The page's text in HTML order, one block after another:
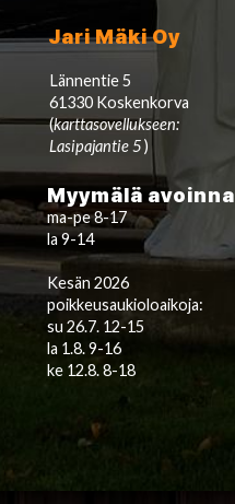
Jari Mäki Oy
Lännentie 5
61330 Koskenkorva
(karttasovellukseen:
Lasipajantie 5)
Myymälä avoinna
ma-pe 8-17
la 9-14
Kesän 2026
poikkeusaukioloaikoja:
su 26.7. 12-15
la 1.8. 9-16
ke 12.8. 8-18